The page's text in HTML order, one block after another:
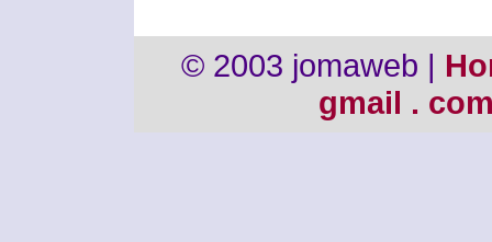
© 2003 jomaweb |
gmail .